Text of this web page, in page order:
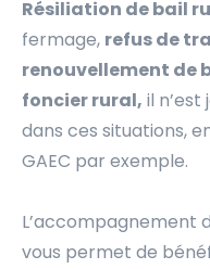
Résiliation de bail
fermage, refus de
renouvellement de
foncier rural, il
dans ces situations,
GAEC par exemple.
L’accompagnement
vous permet de